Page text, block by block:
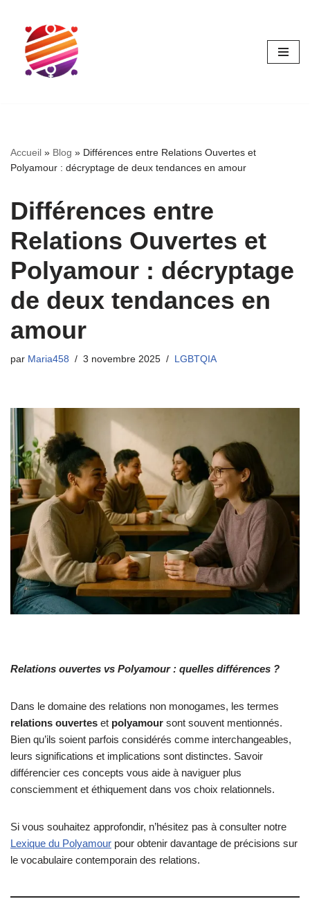
Aller
contenu
Accueil » Blog » Différences entre Relations Ouvertes et
Polyamour : décryptage de deux tendances en amour
Différences entre
Relations Ouvertes et
Polyamour : décryptage
de deux tendances en
amour
par Maria458 3 novembre 2025 LGBTQIA
Relations ouvertes vs Polyamour : quelles différences ?
Dans le domaine des relations non monogames, les termes
relations ouvertes et polyamour sont souvent mentionnés.
Bien qu’ils soient parfois considérés comme interchangeables,
leurs significations et implications sont distinctes. Savoir
différencier ces concepts vous aide à naviguer plus
consciemment et éthiquement dans vos choix relationnels.
Si vous souhaitez approfondir, n’hésitez pas à consulter notre
Lexique du Polyamour pour obtenir davantage de précisions sur
le vocabulaire contemporain des relations.